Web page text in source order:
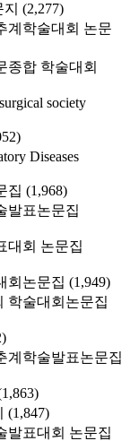
(2,277)
계학술대회 논문
종합 학술대회
society
Diseases
집 (1,968)
발표논문집
대회 논문집
회논문집 (1,949)
학술대회논문집
계학술발표논문집
(1,847)
발표대회 논문집